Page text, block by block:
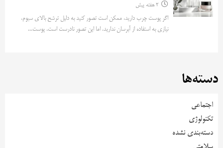
2 هفته پیش
اگر پوست چرب دارید، ممکن است تصور کنید به دلیل ترشح بالای سبوم،
نیازی به استفاده از آبرسان ندارید. اما این تصور نادرست است. پوست...
دسته‌ها
اجتماعی
تکنولوژی
دسته‌بندی نشده